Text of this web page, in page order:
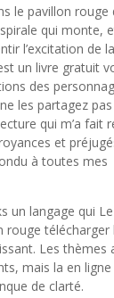
le pavillon rouge
qui monte,
l’excitation de la
un livre gratuit
des
les partagez pas
qui m’a fait
et
à toutes mes
un langage qui
rouge télécharger
Les thèmes
mais la en
de clarté.